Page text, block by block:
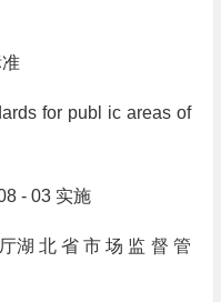
for publ ic areas of
- 03 实施
湖 北 省 市 场 监 督 管